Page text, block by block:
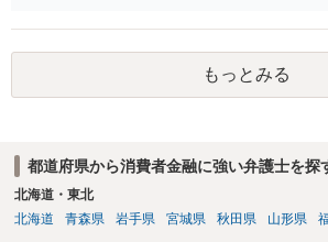
援用という方法も取れる可能性があるため、御
談にいくように説得されてはどうでしょうか。
せない事情もあるかもしれないのでおひとりで
いかもしれません。 配偶者の債務がある状態
て相談にいくようにお話してみてはどうでしょ
もっとみる
都道府県から消費者金融に強い弁護士を探
北海道・東北
北海道
青森県 岩手県 宮城県 秋田県 山形県